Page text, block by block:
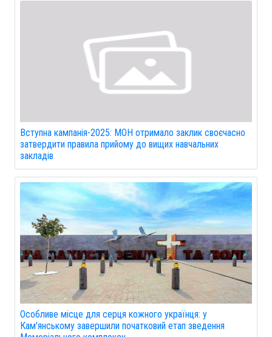
Вступна кампанія-2025: МОН отримало заклик своєчасно
затвердити правила прийому до вищих навчальних
закладів
Особливе місце для серця кожного українця: у
Кам'янському завершили початковий етап зведення